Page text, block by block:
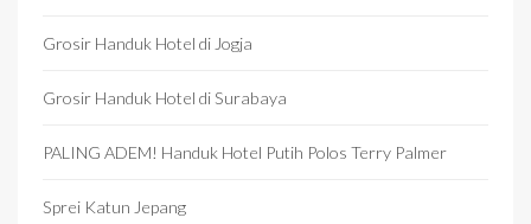
Grosir Handuk Hotel di Jogja
Grosir Handuk Hotel di Surabaya
PALING ADEM! Handuk Hotel Putih Polos Terry Palmer
Sprei Katun Jepang